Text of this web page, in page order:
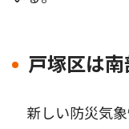
戸塚区は
新しい防災気象